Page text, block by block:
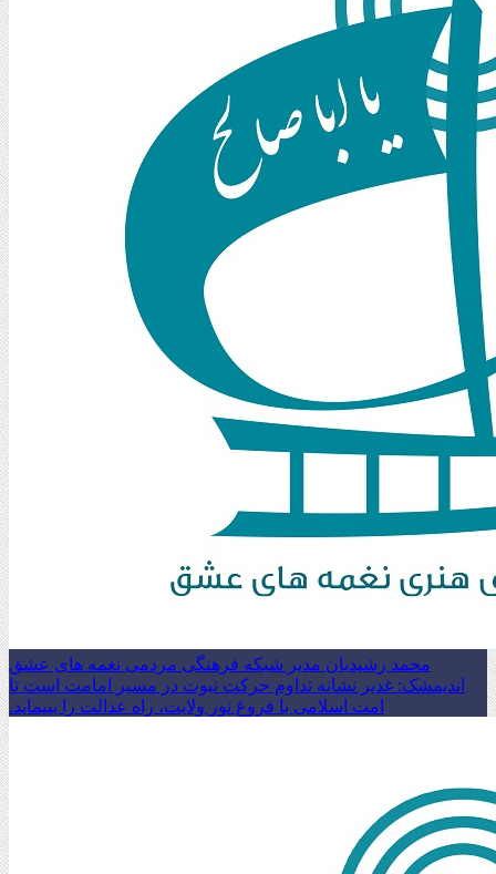
محمد رشیدیان مدیر شبکه فرهنگی مردمی نغمه های عشق
اندیمشک: غدیر نشانه تداوم حرکت نبوت در مسیر امامت است تا
امت اسلامی با فروغ نور ولایت، راه عدالت را بپیماید.